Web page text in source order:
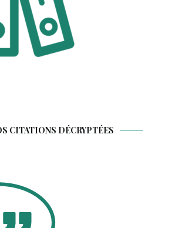
CITATIONS DÉCRYPTÉES